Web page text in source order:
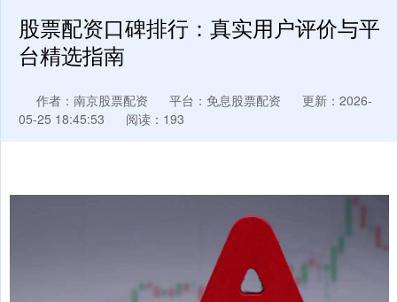
股票配资口碑排行：真实用户评价与平
台精选指南
作者：南京股票配资 平台：免息股票配资
更新：2026-
05-25 18:45:53
阅读：193